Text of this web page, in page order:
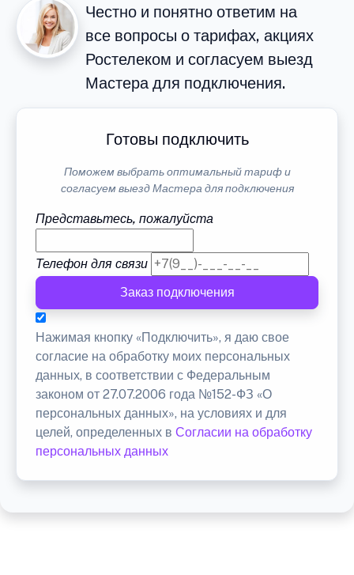
Честно и понятно ответим на
все вопросы о тарифах, акциях
Ростелеком и согласуем выезд
Мастера для подключения.
Готовы подключить
Поможем выбрать оптимальный тариф и
согласуем выезд Мастера для подключения
Представьтесь, пожалуйста
Телефон для связи
Заказ подключения
Нажимая кнопку «Подключить», я даю свое
согласие на обработку моих персональных
данных, в соответствии с Федеральным
законом от 27.07.2006 года №152-ФЗ «О
персональных данных», на условиях и для
целей, определенных в Согласии на обработку
персональных данных